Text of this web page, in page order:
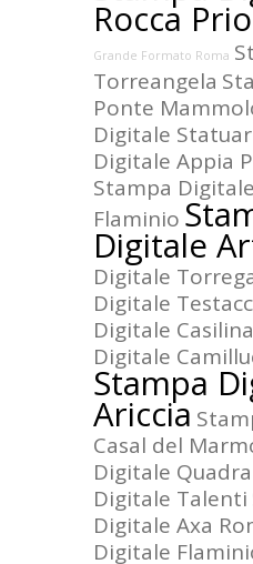
Rocca
Grande Formato Roma
Torreangela
Ponte
Digitale
Digitale Appia
Stampa
Flaminio
Digitale
Digitale
Digitale
Digitale Casilina
Digitale
Stampa
Ariccia
Casal del
Digitale
Digitale Talenti
Digitale Axa
Digitale